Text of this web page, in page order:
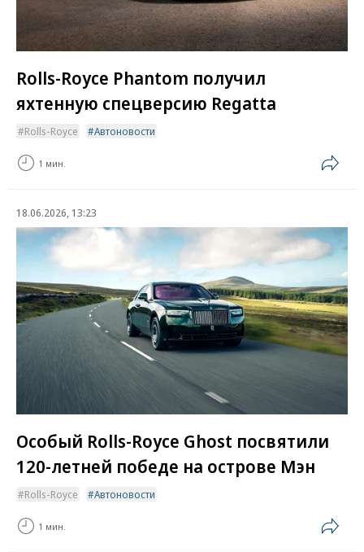
Rolls-Royce Phantom получил
яхтенную спецверсию Regatta
Rolls-Royce Автоновости
1 мин.
18.06.2026, 13:23
Особый Rolls-Royce Ghost посвятили
120-летней победе на острове Мэн
Rolls-Royce Автоновости
1 мин.